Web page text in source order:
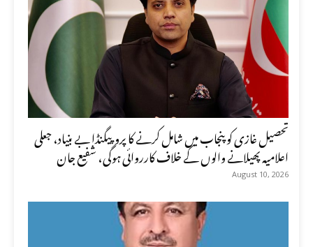
تحصیل غازی کو پنجاب میں شامل کرنے کا پروپیگنڈا بے بنیاد، جعلی
اعلامیہ پھیلانے والوں کے خلاف کارروائی ہوگی، شفیع جان
August 10, 2026